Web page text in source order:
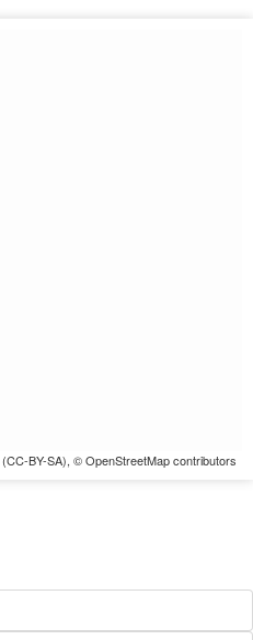
(CC-BY-SA), © OpenStreetMap contributors